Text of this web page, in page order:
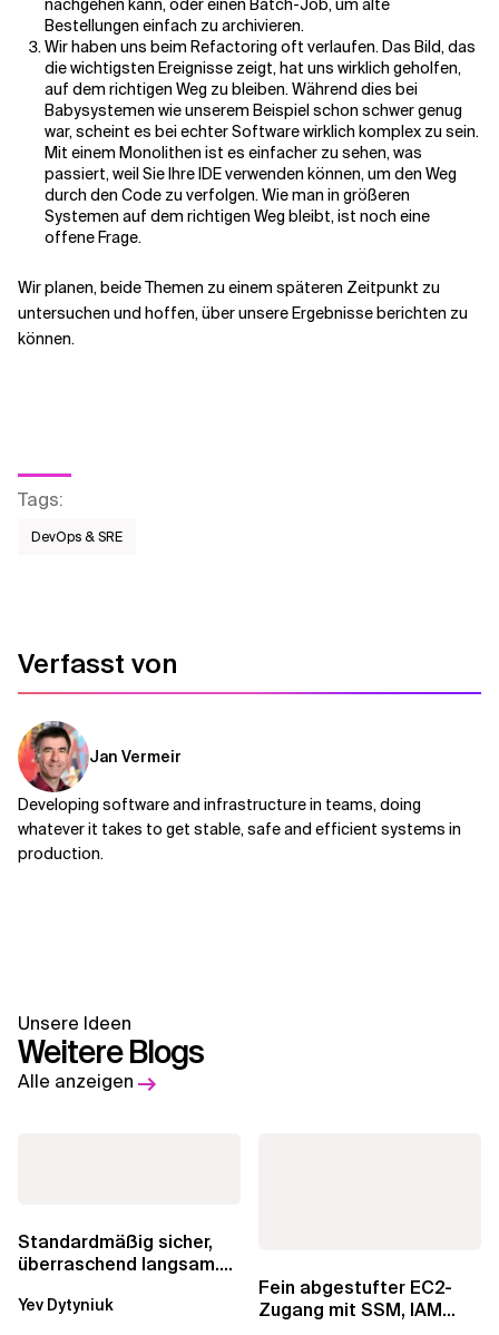
nachgehen kann, oder einen Batch-Job, um alte
Bestellungen einfach zu archivieren.
Wir haben uns beim Refactoring oft verlaufen. Das Bild, das
die wichtigsten Ereignisse zeigt, hat uns wirklich geholfen,
auf dem richtigen Weg zu bleiben. Während dies bei
Babysystemen wie unserem Beispiel schon schwer genug
war, scheint es bei echter Software wirklich komplex zu sein.
Mit einem Monolithen ist es einfacher zu sehen, was
passiert, weil Sie Ihre IDE verwenden können, um den Weg
durch den Code zu verfolgen. Wie man in größeren
Systemen auf dem richtigen Weg bleibt, ist noch eine
offene Frage.
Wir planen, beide Themen zu einem späteren Zeitpunkt zu
untersuchen und hoffen, über unsere Ergebnisse berichten zu
können.
Tags:
DevOps & SRE
Verfasst von
Jan Vermeir
Developing software and infrastructure in teams, doing
whatever it takes to get stable, safe and efficient systems in
production.
Unsere Ideen
Weitere Blogs
Alle anzeigen
Standardmäßig sicher,
überraschend langsam.
über die RDS...
Yev Dytyniuk
Fein abgestufter EC2-
Zugang mit SSM, IAM